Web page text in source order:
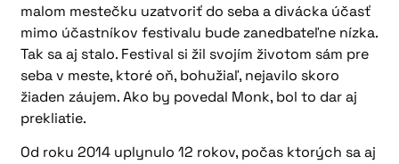
malom mestečku uzatvoriť do seba a divácka účasť
mimo účastníkov festivalu bude zanedbateľne nízka.
Tak sa aj stalo. Festival si žil svojím životom sám pre
seba v meste, ktoré oň, bohužiaľ, nejavilo skoro
žiaden záujem. Ako by povedal Monk, bol to dar aj
prekliatie.
Od roku 2014 uplynulo 12 rokov, počas ktorých sa aj